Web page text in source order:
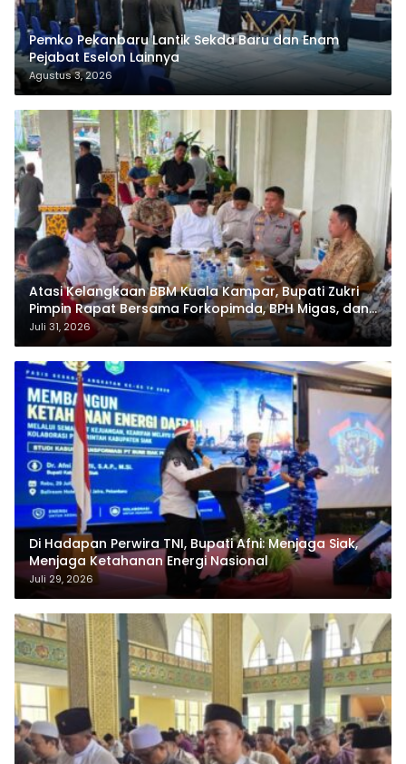
Pemko Pekanbaru Lantik Sekda Baru dan Enam
Pejabat Eselon Lainnya
Agustus 3, 2026
Atasi Kelangkaan BBM Kuala Kampar, Bupati Zukri
Pimpin Rapat Bersama Forkopimda, BPH Migas, dan
Pertamina
Juli 31, 2026
Di Hadapan Perwira TNI, Bupati Afni: Menjaga Siak,
Menjaga Ketahanan Energi Nasional
Juli 29, 2026